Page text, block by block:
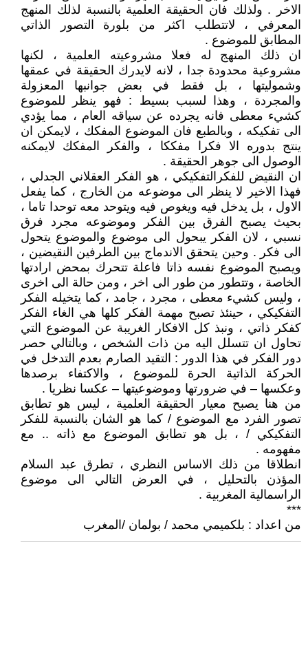
الاخر . ولذلك فان الحقيقة العلمية بالنسبة لذلك المنهج
المعرفي ، لاتتطلب اكثر من بلورة التصور الذاتي
المطابق للموضوع .
ان ذلك المنهج له فعلا مشروعيته العلمية ، لكنها
مشروعية محدودة جدا ، لانه لايدرك الحقيقة في عمقها
وشموليتها ، بل فقط في بعض جوانبها المعزولة
والمجردة ، وهذا لسبب بسيط : فهو ينظر للموضوع
كشيء معطى فانه يجرده عن سياقه العام ، مما يؤدي
الى تفكيكه ، وبالطبع فان الموضوع المفكك ، لايمكن ان
ينتج بدوره الا فكرا مفككا ، والفكر المفكك لايمكنه
الوصول الى جوهر الحقيقة .
ان النقيض للفكرالتفكيكي ، هو الفكر العقلاني الجدلي ،
فهذا الاخير لا ينظر الى موضوعه من الخارج ، كما يفعل
الاول ، بل يدخل فيه ويغوص فيه ويتوحد معه توحدا تاما ،
بحيث يصبح الفرق بين الفكر وموضوعه مجرد فرق
نسبي ، لان الفكر يبحول الى موضوع والموضوع يتحول
الى فكر . وحين يتحقق الاندماج بين الطرفين النقيضين ،
ويصبح الموضوع نفسه ذاتا فاعلة تتحرك بمحض ارادتها
الخاصة ، وتتطور من طور الى اخر ، ومن حالة الى اخرى
، وليس كشيء معطى ، مجرد ، جامد ، كما يتخيله الفكر
التفكيكي ، حينئذ تصبح مهمة الفكر كلها هي الغاء الفكر
كفكر ذاتي ، ونبذ كل الافكار الغريبة عن الموضوع التي
تحاول ان تتسلل اليه من ذات الشخص ، وبالتالي حصر
دور الفكر في هذا الدور : التقيد الصارم بعدم التدخل في
الحركة الذاتية الحرة للموضوع ، والاكتفاء برصدها
وعكسها – في ضرورتها وموضوعيتها – عكسا نظريا .
من هنا يصبح معيار الحقيقة العلمية ، ليس هو تطابق
تصور الفرد مع الموضوع / كما هو الشان بالنسبة للفكر
التفكيكي / ، بل هو تطابق الموضوع مع ذاته .. مع
مفهومه .
انطلاقا من ذلك الاساس النظري ، تطرق عبد السلام
المؤذن بالتحليل ، في العرض التالي الى موضوع
الراسمالية المغربية .
***
من اعداد : بلكميمي محمد / بولمان /المغرب